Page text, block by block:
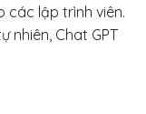
các lập trình viên.
nhiên, Chat GPT